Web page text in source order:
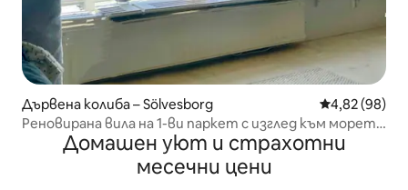
Дървена колиба – Sölvesborg Средна
4,82 (98)
Реновирана вила на 1-ви паркет с изглед към морето
и архипелага!
Домашен уют и страхотни
месечни цени